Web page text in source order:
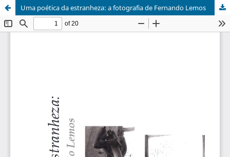
Uma poética da estranheza: a fotografia de Fernando Lemos